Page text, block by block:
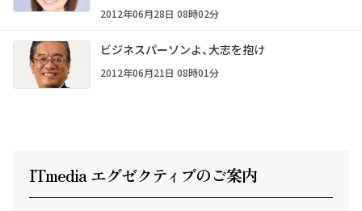
2012年06月28日 08時02分
ビジネスパーソンよ、大志を抱け
2012年06月21日 08時01分
ITmedia エグゼクティ ブのご案内